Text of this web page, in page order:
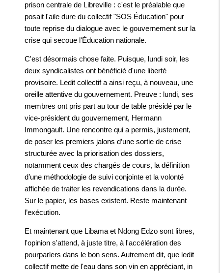
prison centrale de Libreville : c'est le préalable que
posait l'aile dure du collectif "SOS Éducation" pour
toute reprise du dialogue avec le gouvernement sur la
crise qui secoue l'Éducation nationale.
C'est désormais chose faite. Puisque, lundi soir, les
deux syndicalistes ont bénéficié d'une liberté
provisoire. Ledit collectif a ainsi reçu, à nouveau, une
oreille attentive du gouvernement. Preuve : lundi, ses
membres ont pris part au tour de table présidé par le
vice-président du gouvernement, Hermann
Immongault. Une rencontre qui a permis, justement,
de poser les premiers jalons d’une sortie de crise
structurée avec la priorisation des dossiers,
notamment ceux des chargés de cours, la définition
d’une méthodologie de suivi conjointe et la volonté
affichée de traiter les revendications dans la durée.
Sur le papier, les bases existent. Reste maintenant
l’exécution.
Et maintenant que Libama et Ndong Edzo sont libres,
l'opinion s'attend, à juste titre, à l'accélération des
pourparlers dans le bon sens. Autrement dit, que ledit
collectif mette de l'eau dans son vin en appréciant, in